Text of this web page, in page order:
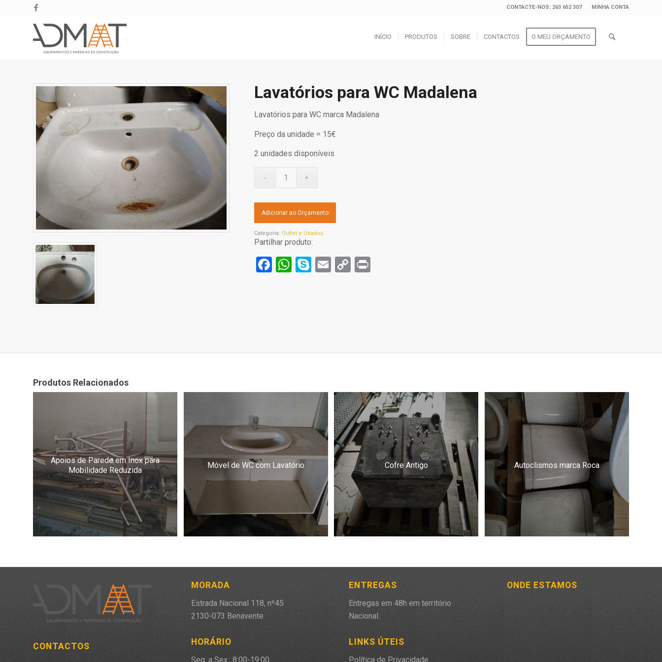
MINHA CONTA
CONTACTE-NOS: 263 652 307
INÍCIO PRODUTOS SOBRE CONTACTOS O MEU ORÇAMENTO
Lavatórios para WC Madalena
Lavatórios para WC marca Madalena
Preço da unidade = 15€
2 unidades disponíveis
Adicionar ao Orçamento
Categoria: Outlet e Usados
Partilhar produto:
Facebook
WhatsApp
SkypeEmail
Copy
Produtos Relacionados
Apoios de Parede em Inox para
Mobilidade Reduzida
Móvel de WC com Lavatório Cofre Antigo Autoclismos marca Roca
CONTACTOS
MORADA
Estrada Nacional 118, nº45
2130-073 Benavente
HORÁRIO
Seg. a Sex.: 8:00-19:00
ENTREGAS
Entregas em 48h em território
Nacional.
LINKS ÚTEIS
Política de Privacidade
ONDE ESTAMOS